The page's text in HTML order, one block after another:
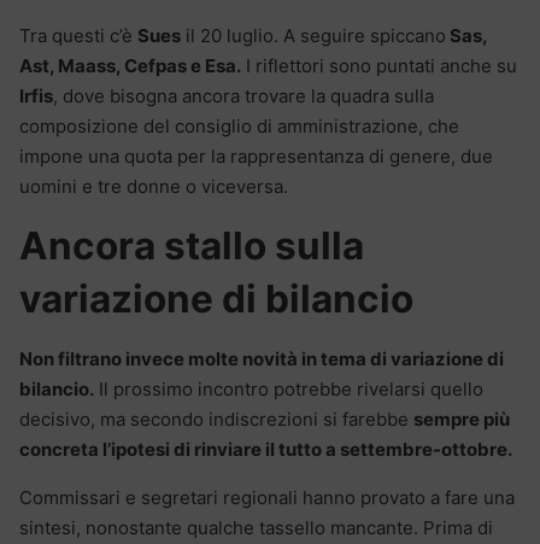
Tra questi c’è Sues il 20 luglio. A seguire spiccano Sas,
Ast, Maass, Cefpas e Esa. I riflettori sono puntati anche su
Irfis, dove bisogna ancora trovare la quadra sulla
composizione del consiglio di amministrazione, che
impone una quota per la rappresentanza di genere, due
uomini e tre donne o viceversa.
Ancora stallo sulla
variazione di bilancio
Non filtrano invece molte novità in tema di variazione di
bilancio. Il prossimo incontro potrebbe rivelarsi quello
decisivo, ma secondo indiscrezioni si farebbe sempre più
concreta l’ipotesi di rinviare il tutto a settembre-ottobre.
Commissari e segretari regionali hanno provato a fare una
sintesi, nonostante qualche tassello mancante. Prima di